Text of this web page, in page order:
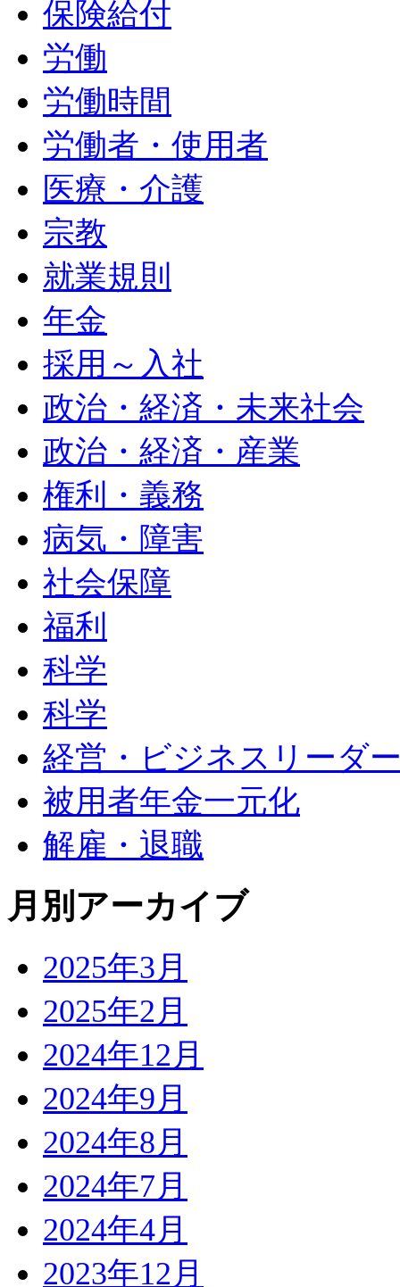
保険給付
労働
労働時間
労働者・使用者
医療・介護
宗教
就業規則
年金
採用～入社
政治・経済・未来社会
政治・経済・産業
権利・義務
病気・障害
社会保障
福利
科学
科学
経営・ビジネスリーダ
被用者年金一元化
解雇・退職
月別アーカイブ
2025年3月
2025年2月
2024年12月
2024年9月
2024年8月
2024年7月
2024年4月
2023年12月